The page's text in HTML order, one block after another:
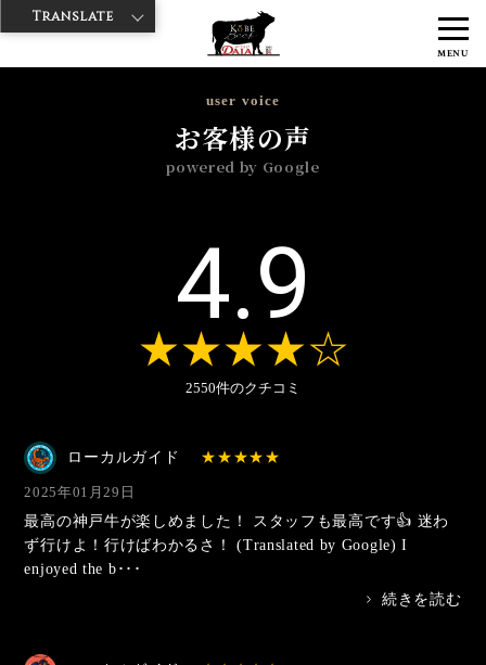
MENU
神戸牛ダイヤ > 神戸牛ダイア 築地店 > >
user voice
お客様の声
powered by Google
4.9
2550件のクチコミ
ローカルガイド
2025年01月29日
最高の神戸牛が楽しめました！ スタッフも最高です👍 迷わ
ず行けよ！行けばわかるさ！ (Translated by Google) I
enjoyed the b･･･
>
続きを読む
Translate